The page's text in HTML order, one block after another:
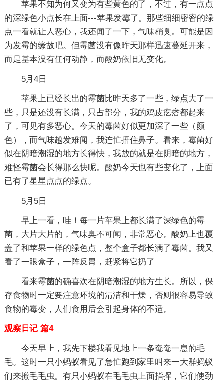
苹果不知为何又变为有些黄色的了，不过，有一点点
的深绿色小点长在上面---苹果发霉了。那些细细密密的绿
点一看就让人恶心，我还闻了一下，气味稍臭。可能是因
为发霉的缘故吧。但霉菌没有像昨天那样迅速蔓延开来，
而是基本没有任何动静，而酸奶依旧无变化。
5月4日
苹果上已经长出的霉菌比昨天多了一些，绿点大了一
些，只是还没有长满，只占部分，我的鸡皮疙瘩都起来
了，可见有多恶心。今天的霉菌好似更加深了一些（颜
色），而气味越发难闻，我连忙捂住鼻子。看来，霉菌好
似在阴暗潮湿的地方长得快，我放的就是在阴暗的地方，
难怪霉菌会长得那么快呢。酸奶今天也有些变化了，上面
已有了星星点点的绿点。
5月5日
早上一看，哇！每一片苹果上都长满了深绿色的霉
菌，大片大片的，气味臭不可闻，非常恶心。酸奶上也覆
盖了和苹果一样的绿色点，整个盒子都长满了霉菌。我又
看了一眼盒子，一阵反胃，赶紧将它扔了
看来霉菌的确喜欢在阴暗潮湿的地方生长。所以，保
存食物时一定要注意环境的清洁和干燥，否则很容易导致
食物的霉变，人们食用后会引起身体的不适。
观察日记 篇4
今天早上，我先下楼我看见地上一条奄奄一息的毛
毛。这时一只小蚂蚁看见了急忙跑到家里叫来一大群蚂蚁
们来搬毛毛虫。有只小蚂蚁在毛毛虫上面指挥，它们使劲